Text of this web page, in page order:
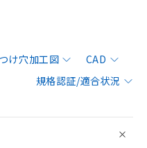
け穴加工図
CAD
規格認証/適合状況